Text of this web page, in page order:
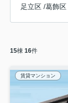
足立区 /葛飾区
15棟 16件
賃貸マンション